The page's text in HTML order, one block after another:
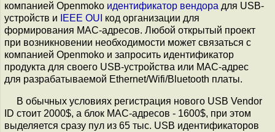
компанией Openmoko идентификатор вендора для USB-
устройств и
IEEE OUI код организации для
формирования MAC-адресов. Любой открытый проект
при возникновении необходимости может связаться с
компанией Openmoko и запросить идентификатор
продукта для своего USB-устройства или MAC-адрес
для разрабатываемой Ethernet/Wifi/Bluetooth платы.
В обычных условиях регистрация нового USB Vendor
ID стоит 2000$, а блок MAC-адресов - 1600$, при этом
выделяется сразу пул из 65 тыс. USB идентификаторов